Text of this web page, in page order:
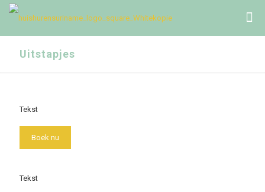
Uitstapjes
Tekst
Boek nu
Tekst